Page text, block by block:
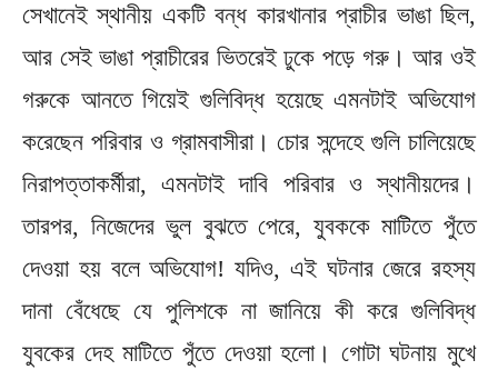
সেখানেই স্থানীয় একটি বন্ধ কারখানার প্রাচীর ভাঙা ছিল,
আর সেই ভাঙা প্রাচীরের ভিতরেই ঢুকে পড়ে গরু। আর ওই
গরুকে আনতে গিয়েই গুলিবিদ্ধ হয়েছে এমনটাই অভিযোগ
করেছেন পরিবার ও গ্রামবাসীরা। চোর সন্দেহে গুলি চালিয়েছে
নিরাপত্তাকর্মীরা, এমনটাই দাবি পরিবার ও স্থানীয়দের।
তারপর, নিজেদের ভুল বুঝতে পেরে, যুবককে মাটিতে পুঁতে
দেওয়া হয় বলে অভিযোগ! যদিও, এই ঘটনার জেরে রহস্য
দানা বেঁধেছে যে পুলিশকে না জানিয়ে কী করে গুলিবিদ্ধ
যুবকের দেহ মাটিতে পুঁতে দেওয়া হলো। গোটা ঘটনায় মুখে